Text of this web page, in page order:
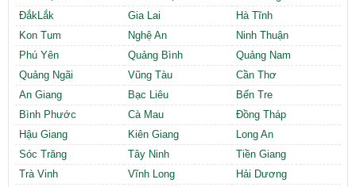
ĐắkLắk
Gia Lai
Hà Tĩnh
Kon Tum
Nghệ An
Ninh Thuận
Phú Yên
Quảng Bình
Quảng Nam
Quảng Ngãi
Vũng Tàu
Cần Thơ
An Giang
Bạc Liêu
Bến Tre
Bình Phước
Cà Mau
Đồng Tháp
Hậu Giang
Kiên Giang
Long An
Sóc Trăng
Tây Ninh
Tiền Giang
Trà Vinh
Vĩnh Long
Hải Dương